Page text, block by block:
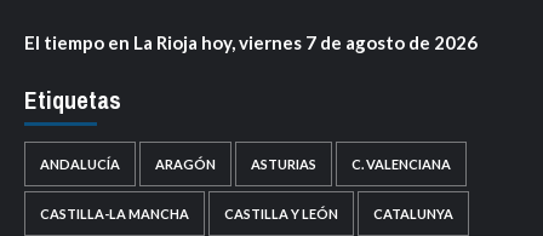
El tiempo en La Rioja hoy, viernes 7 de agosto de 2026
Etiquetas
ANDALUCÍA ARAGÓN ASTURIAS C. VALENCIANA
CASTILLA-LA MANCHA CASTILLA Y LEÓN CATALUNYA